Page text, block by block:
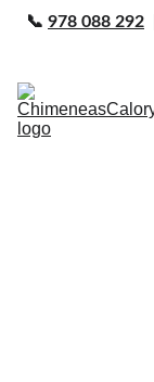
📞 978 088 292